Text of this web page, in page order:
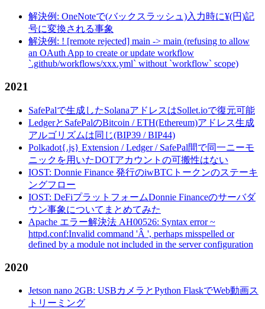
解決例: OneNoteで(バックスラッシュ)入力時に¥(円)記
号に変換される事象
解決例: ! [remote rejected] main -> main (refusing to allow
an OAuth App to create or update workflow
`.github/workflows/xxx.yml` without `workflow` scope)
2021
SafePalで生成したSolanaアドレスはSollet.ioで復元可能
LedgerとSafePalのBitcoin / ETH(Ethereum)アドレス生成
アルゴリズムは同じ(BIP39 / BIP44)
Polkadot{.js} Extension / Ledger / SafePal間で同一ニーモ
ニックを用いたDOTアカウントの可搬性はない
IOST: Donnie Finance 発行のiwBTCトークンのステーキ
ングフロー
IOST: DeFiプラットフォームDonnie Financeのサーバダ
ウン事象についてまとめてみた
Apache エラー解決法 AH00526: Syntax error ~
httpd.conf:Invalid command 'Â ', perhaps misspelled or
defined by a module not included in the server configuration
2020
Jetson nano 2GB: USBカメラとPython FlaskでWeb動画ス
トリーミング